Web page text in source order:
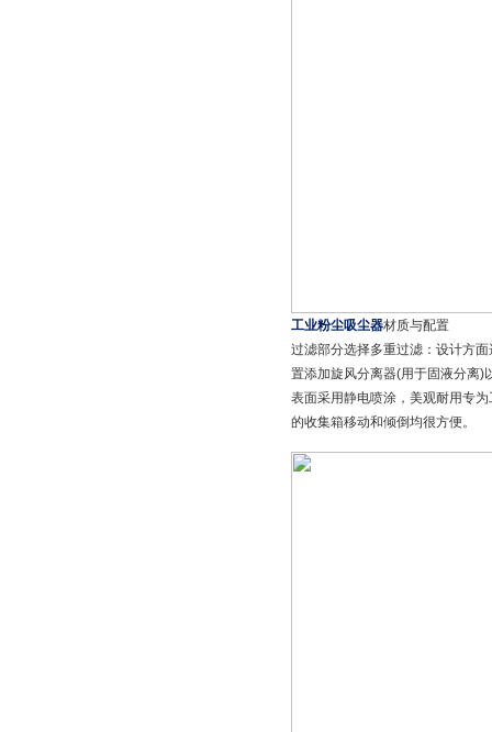
工业粉尘吸尘器材质与配置
过滤部分选择多重过滤：设计方
置添加旋风分离器(用于固液分离)
表面采用静电喷涂，美观耐用专
的收集箱移动和倾倒均很方便。